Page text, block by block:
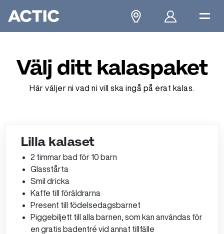
Välj ditt kalaspaket
Här väljer ni vad ni vill ska ingå på erat kalas.
Lilla kalaset
2 timmar bad för 10 barn
Glasstårta
Smil dricka​
Kaffe till föräldrarna​
Present till födelsedagsbarnet​
Piggebiljett till alla barnen, som kan användas för
en gratis badentré vid annat tillfälle